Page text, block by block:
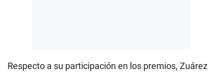
Respecto a su participación en los premios, Zuárez